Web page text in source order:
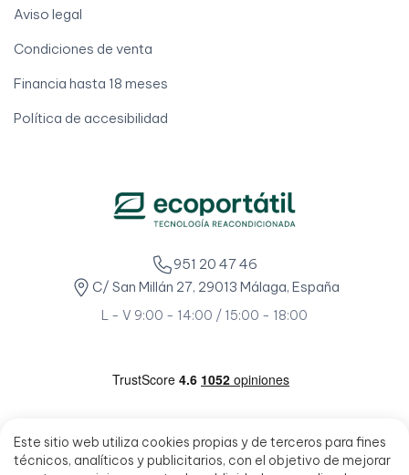
Este sitio web utiliza cookies propias y de terceros para fines
técnicos, analíticos y publicitarios, con el objetivo de mejorar
Aviso legal
Condiciones de venta
Financia hasta 18 meses
Política de accesibilidad
951 20 47 46
C/ San Millán 27, 29013 Málaga, España
L - V 9:00 - 14:00 / 15:00 - 18:00